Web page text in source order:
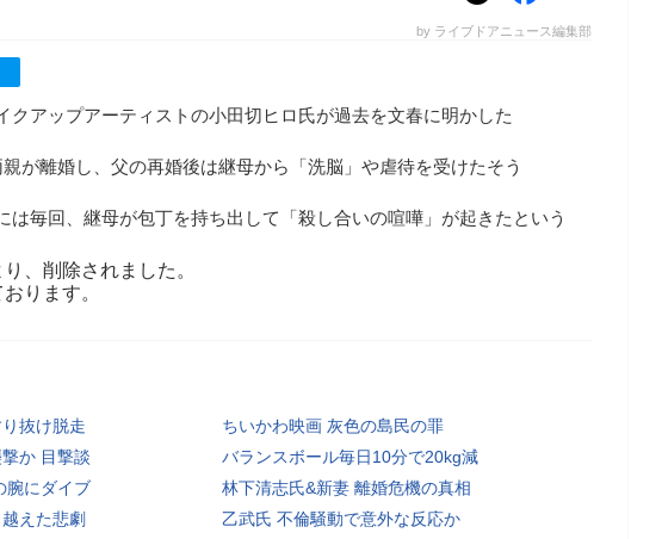
by ライブドアニュース編集部
クアップアーティストの小田切ヒロ氏が過去を文春に明かした
が離婚し、父の再婚後は継母から「洗脳」や虐待を受けたそう
は毎回、継母が包丁を持ち出して「殺し合いの喧嘩」が起きたという
、削除されました。
ります。
抜け脱走
ちいかわ映画 灰色の島民の罪
か 目撃談
バランスボール毎日10分で20kg減
腕にダイブ
林下清志氏&新妻 離婚危機の真相
えた悲劇
乙武氏 不倫騒動で意外な反応か